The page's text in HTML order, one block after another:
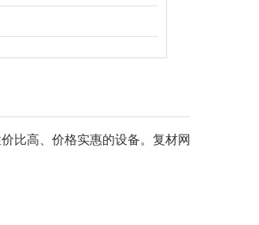
比高、价格实惠的设备。复材网